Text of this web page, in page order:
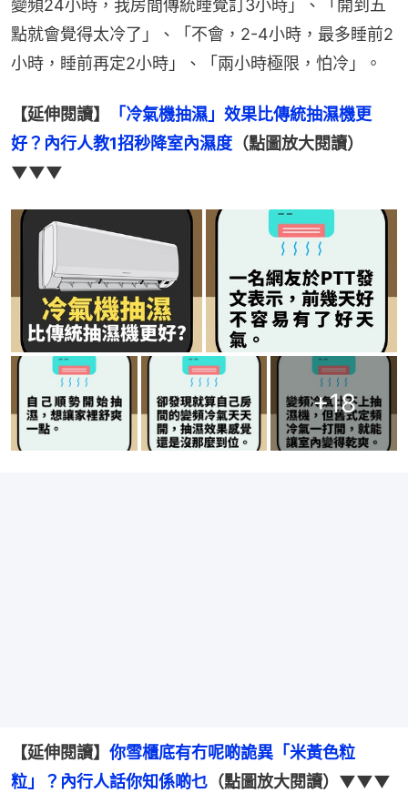
變頻24小時，我房間傳統睡覺訂3小時」、「開到五
點就會覺得太冷了」、「不會，2-4小時，最多睡前2
小時，睡前再定2小時」、「兩小時極限，怕冷」。
【延伸閱讀】
「冷氣機抽濕」效果比傳統抽濕機更
好？內行人教1招秒降室內濕度 （點圖放大閱讀）
▼▼▼
+18
【延伸閱讀】 你雪櫃底有冇呢啲詭異「米黃色粒
粒」？內行人話你知係啲乜 （點圖放大閱讀）▼▼▼